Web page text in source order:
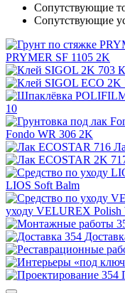
Сопутствующие
Сопутствующие
PRYMER SF 1105 2K
10
Fondo WR 306 2K
LIOS Soft Balm
уходу VELUREX Polish